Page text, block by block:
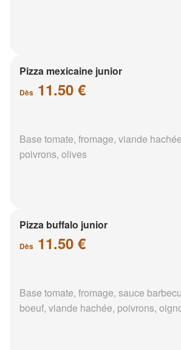
Pizza mexicaine junior
Dès 11.50 €
Base tomate, fromage, viande
poivrons, olives
Pizza buffalo junior
Dès 11.50 €
Base tomate, fromage, sauce
boeuf, viande hachée, poivrons,